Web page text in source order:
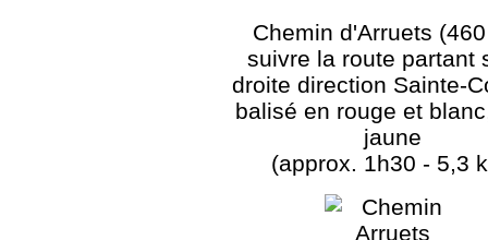
Chemin d'Arruets
suivre la route partant
droite direction Sainte-
balisé en rouge et
jaune
(approx. 1h30 - 5,3